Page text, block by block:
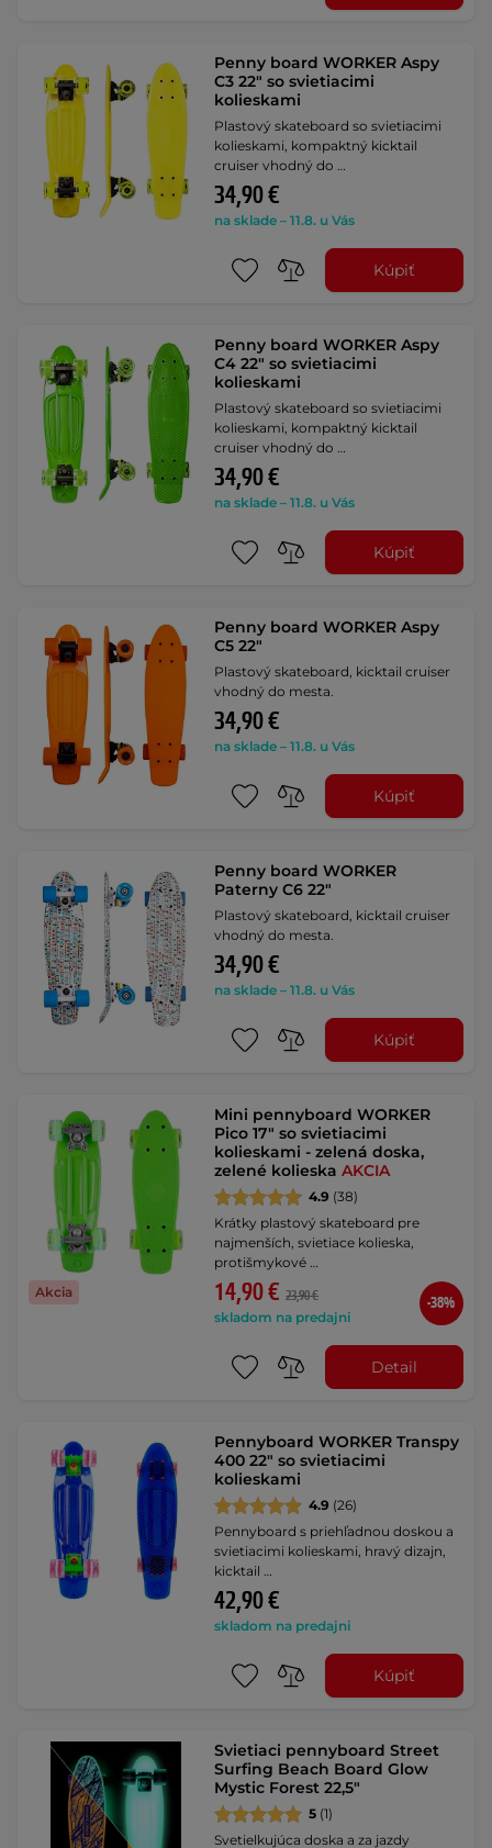
Penny board WORKER Aspy
C3 22" so svietiacimi
kolieskami
Plastový skateboard so svietiacimi
kolieskami, kompaktný kicktail
cruiser vhodný do …
34,90 €
na sklade – 11.8. u Vás
Kúpiť
Penny board WORKER Aspy
C4 22" so svietiacimi
kolieskami
Plastový skateboard so svietiacimi
kolieskami, kompaktný kicktail
cruiser vhodný do …
34,90 €
na sklade – 11.8. u Vás
Kúpiť
Penny board WORKER Aspy
C5 22"
Plastový skateboard, kicktail cruiser
vhodný do mesta.
34,90 €
na sklade – 11.8. u Vás
Kúpiť
Penny board WORKER
Paterny C6 22"
Plastový skateboard, kicktail cruiser
vhodný do mesta.
34,90 €
na sklade – 11.8. u Vás
Kúpiť
Akcia
Mini pennyboard WORKER
Pico 17" so svietiacimi
kolieskami - zelená doska,
zelené kolieskaAKCIA
4.9 (38)
Krátky plastový skateboard pre
najmenších, svietiace kolieska,
protišmykové …
14,90 € 23,90 €
skladom na predajni
-38%
Detail
Pennyboard WORKER Transpy
400 22" so svietiacimi
kolieskami
4.9 (26)
Pennyboard s priehľadnou doskou a
svietiacimi kolieskami, hravý dizajn,
kicktail …
42,90 €
skladom na predajni
Kúpiť
Svietiaci pennyboard Street
Surfing Beach Board Glow
Mystic Forest 22,5"
5 (1)
Svetielkujúca doska a za jazdy